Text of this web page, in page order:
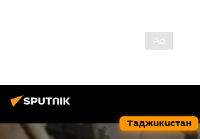
Таджикистан